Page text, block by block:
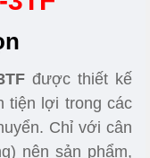
được thiết kế
tiện lợi trong các
Chỉ với cân
nên sản phẩm,